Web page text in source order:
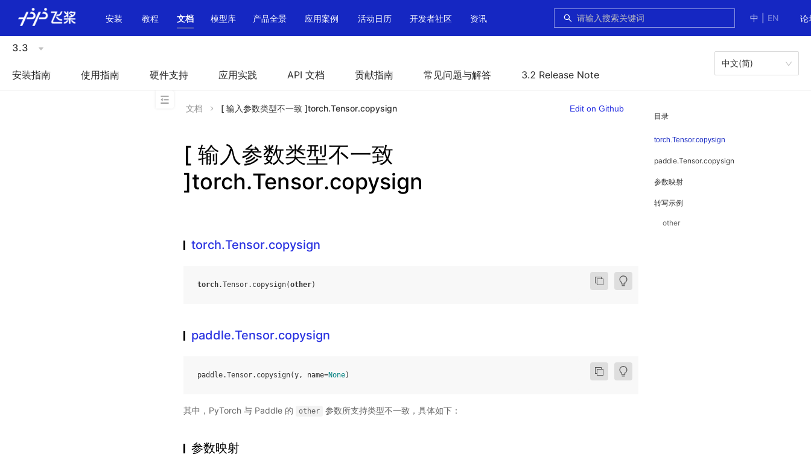
中
EN 论
安装 教程 文档 模型库 产品全景 应用案例 活动日历 开发者社区 资讯
3.3
安装指南 使用指南 硬件支持 应用实践 API 文档 贡献指南 常见问题与解答 3.2 Release Note
中文(简)
目录
torch.Tensor.copysign
paddle.Tensor.copysign
参数映射
转写示例
other
文档 [ 输入参数类型不一致 ]torch.Tensor.copysign Edit on Github
[ 输入参数类型不一致
]torch.Tensor.copysign
torch.Tensor.copysign
torch.Tensor. copysign(other)
paddle.Tensor.copysign
paddle.Tensor. copysign(y, name=None)
其中，PyTorch 与 Paddle 的 other 参数所支持类型不一致，具体如下：
参数映射